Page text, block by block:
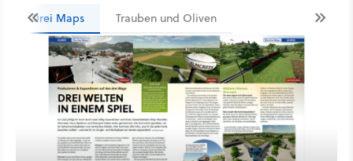
Drei Maps Trauben und Oliven